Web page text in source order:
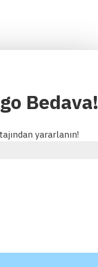
Bedava!
yararlanın!